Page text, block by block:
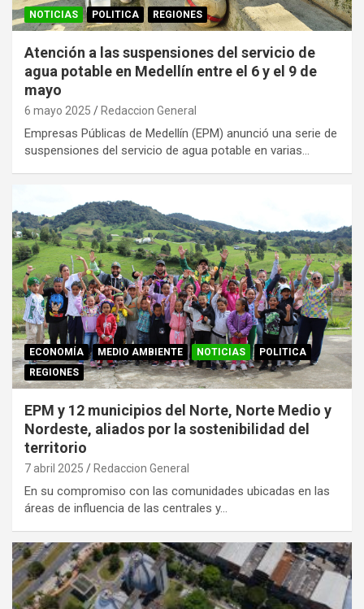
NOTICIAS POLITICA REGIONES
Atención a las suspensiones del servicio de
agua potable en Medellín entre el 6 y el 9 de
mayo
6 mayo 2025 Redaccion General
Empresas Públicas de Medellín (EPM) anunció una serie de
suspensiones del servicio de agua potable en varias…
ECONOMÍA MEDIO AMBIENTE NOTICIAS
POLITICA
REGIONES
EPM y 12 municipios del Norte, Norte Medio y
Nordeste, aliados por la sostenibilidad del
territorio
7 abril 2025 Redaccion General
En su compromiso con las comunidades ubicadas en las
áreas de influencia de las centrales y…